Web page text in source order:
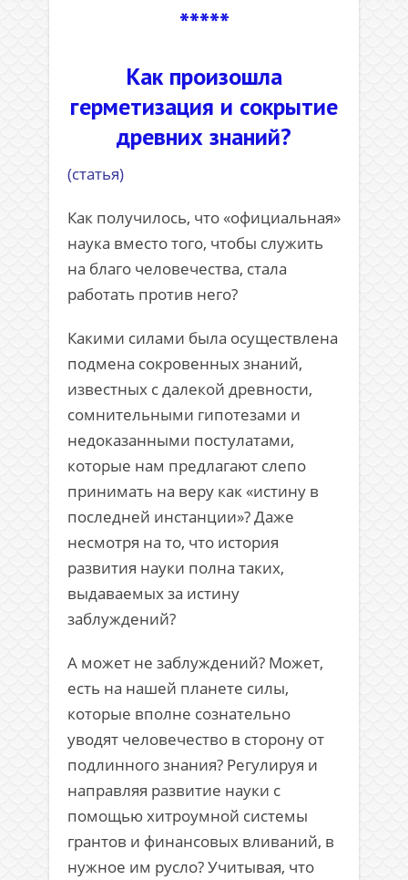
*****
Как произошла
герметизация и сокрытие
древних знаний?
(статья)
Как получилось, что «официальная»
наука вместо того, чтобы служить
на благо человечества, стала
работать против него?
Какими силами была осуществлена
подмена сокровенных знаний,
известных с далекой древности,
сомнительными гипотезами и
недоказанными постулатами,
которые нам предлагают слепо
принимать на веру как «истину в
последней инстанции»? Даже
несмотря на то, что история
развития науки полна таких,
выдаваемых за истину
заблуждений?
А может не заблуждений? Может,
есть на нашей планете силы,
которые вполне сознательно
уводят человечество в сторону от
подлинного знания? Регулируя и
направляя развитие науки с
помощью хитроумной системы
грантов и финансовых вливаний, в
нужное им русло? Учитывая, что